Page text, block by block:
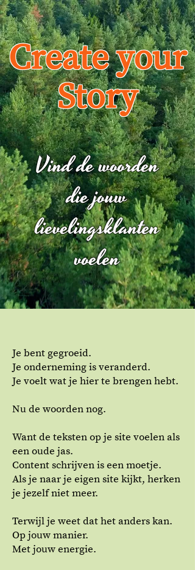
Create your
Story
Vind de woorden
die jouw
lievelingsklanten
voelen
Je bent gegroeid.
Je onderneming is veranderd.
Je voelt wat je hier te brengen hebt.
Nu de woorden nog.
Want de teksten op je site voelen als
een oude jas.
Content schrijven is een moetje.
Als je naar je eigen site kijkt, herken
je jezelf niet meer.
Terwijl je weet dat het anders kan.
Op jouw manier.
Met jouw energie.